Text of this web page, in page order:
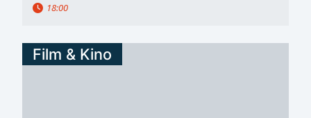
18:00
Film & Kino